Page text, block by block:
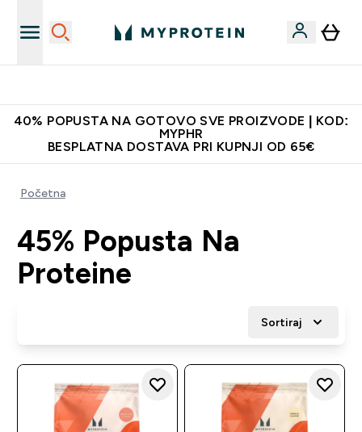
40% POPUSTA NA GOTOVO SVE PROIZVODE | KOD:
MYPHR
BESPLATNA DOSTAVA PRI KUPNJI OD 65€
Početna
45% Popusta Na
Proteine
Sortiraj